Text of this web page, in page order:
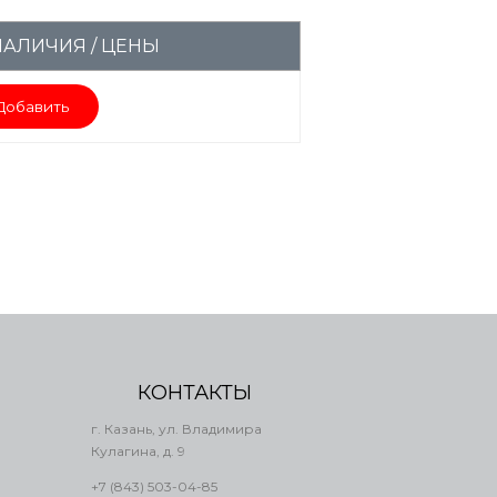
/ ЦЕНЫ
КОНТАКТЫ
г. Казань, ул. Владимира
Кулагина, д. 9
+7 (843) 503-04-85